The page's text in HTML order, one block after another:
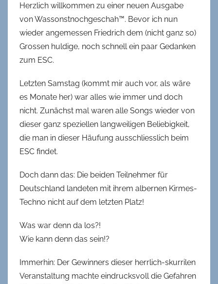
Herzlich willkommen zu einer neuen Ausgabe
von Wassonstnochgeschah™. Bevor ich nun
wieder angemessen Friedrich dem (nicht ganz so)
Grossen huldige, noch schnell ein paar Gedanken
zum ESC.
Letzten Samstag (kommt mir auch vor, als wäre
es Monate her) war alles wie immer und doch
nicht. Zunächst mal waren alle Songs wieder von
dieser ganz speziellen langweiligen Beliebigkeit,
die man in dieser Häufung ausschliesslich beim
ESC findet.
Doch dann das: Die beiden Teilnehmer für
Deutschland landeten mit ihrem albernen Kirmes-
Techno nicht auf dem letzten Platz!
Was war denn da los?!
Wie kann denn das sein!?
Immerhin: Der Gewinners dieser herrlich-skurrilen
Veranstaltung machte eindrucksvoll die Gefahren